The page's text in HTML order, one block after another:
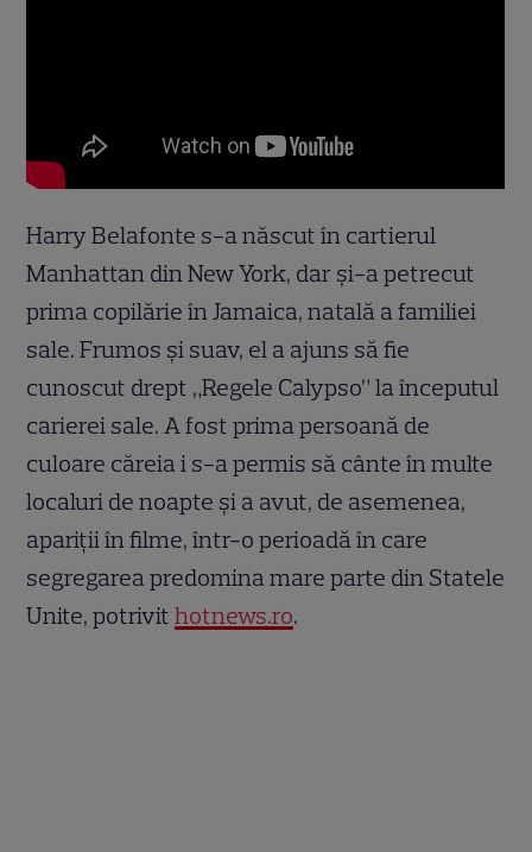
Harry Belafonte s-a născut în cartierul
Manhattan din New York, dar și-a petrecut
prima copilărie în Jamaica, natală a familiei
sale. Frumos și suav, el a ajuns să fie
cunoscut drept „Regele Calypso” la începutul
carierei sale. A fost prima persoană de
culoare căreia i s-a permis să cânte în multe
localuri de noapte și a avut, de asemenea,
apariții în filme, într-o perioadă în care
segregarea predomina mare parte din Statele
Unite, potrivithotnews.ro.